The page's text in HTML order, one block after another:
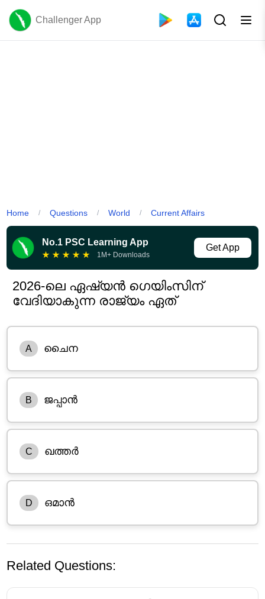
Challenger App
Home / Questions / World / Current Affairs
No.1 PSC Learning App
★ ★ ★ ★ ★ 1M+ Downloads
Get App
2026-ലെ ഏഷ്യൻ ഗെയിംസിന്
വേദിയാകുന്ന രാജ്യം ഏത്
A ചൈന
B ജപ്പാൻ
C ഖത്തർ
D ഒമാൻ
Related Questions: